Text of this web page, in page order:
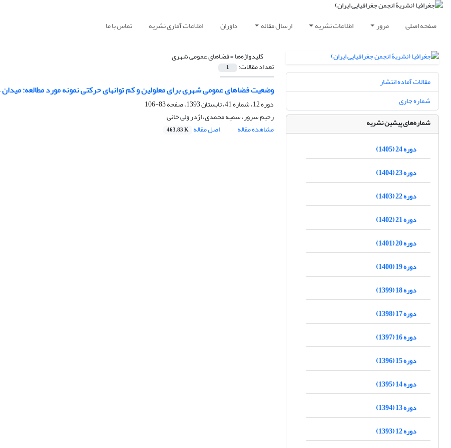
صفحه اصلی مرور اطلاعات نشریه ارسال مقاله داوران اطلاعات آماری نشریه تماس با ما
کلیدواژه‌ها =فضاهای عمومی شهری
تعداد مقالات: 1
وضعیت فضاهای عمومی شهری برای معلولین و کم توانهای حرکتی نمونه مورد مطالعه:
دوره 12، شماره 41، تابستان 1393، صفحه
83-106
رحیم سرور، سمیه محمدی، اژدر ولی خانی
مشاهده مقاله
اصل مقاله 463.83 K
مقالات آماده انتشار
شماره جاری
شماره‌های پیشین نشریه
دوره 24 (1405)
دوره 23 (1404)
دوره 22 (1403)
دوره 21 (1402)
دوره 20 (1401)
دوره 19 (1400)
دوره 18 (1399)
دوره 17 (1398)
دوره 16 (1397)
دوره 15 (1396)
دوره 14 (1395)
دوره 13 (1394)
دوره 12 (1393)